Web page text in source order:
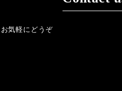
気軽にどうぞ